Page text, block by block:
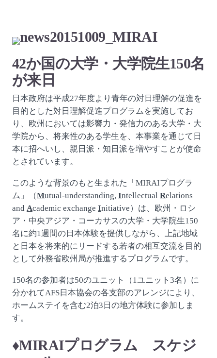
42か国の大学・大学院生150名
が来日
日本政府は平成27年度より青年の対日理解の促進を
目的とした対日理解促進プログラムを実施してお
り、欧州においては影響力・発信力のある大学・大
学院から、将来性のある学生を、本事業を通じて日
本に招へいし、親日派・知日派を増やすことが使命
とされています。
このような背景のもと生まれた「MIRAIプログラ
ム」（Mutual-understanding, Intellectual Relations
and Academic exchange Initiative）は、欧州・ロシ
ア・中央アジア・コーカサスの大学・大学院生150
名に約1週間の日本体験を提供しながら、上記地域
と日本を将来的にリードする若者の相互交流を目的
として外務省欧州局が推進するプログラムです。
150名の参加者は50のユニット（1ユニット3名）に
分かれてAFS日本協会の各支部のアレンジにより、
ホームステイを含む2泊3日の地方体験に参加しま
す。
♦MIRAIプログラム スケジ